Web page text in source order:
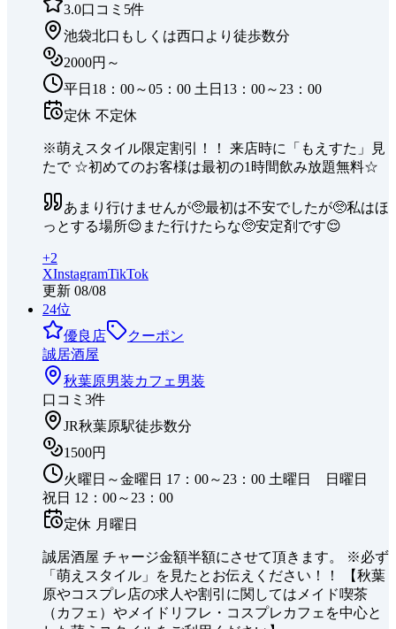
3.0口コミ 5件
池袋北口もしくは西口より徒歩数分
2000円～
平日18：00～05：00 土日13：00～23：00
定休 不定休
※萌えスタイル限定割引！！ 来店時に「もえすた」見
たで ☆初めてのお客様は最初の1時間飲み放題無料☆
あまり行けませんが🥺最初は不安でしたが🥺私はほ
っとする場所😌また行けたらな🥺安定剤です😌
+2
XInstagramTikTok
更新 08/08
24位
優良店
クーポン
誠居酒屋
秋葉原男装カフェ 男装
口コミ 3件
JR秋葉原駅徒歩数分
1500円
火曜日～金曜日 17：00～23：00 土曜日 日曜日
祝日 12：00～23：00
定休 月曜日
誠居酒屋 チャージ金額半額にさせて頂きます。 ※必ず
「萌えスタイル」を見たとお伝えください！！ 【秋葉
原やコスプレ店の求人や割引に関してはメイド喫茶
（カフェ）やメイドリフレ・コスプレカフェを中心と